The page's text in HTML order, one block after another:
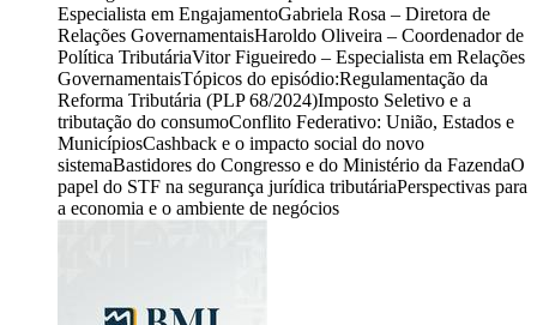
Especialista em EngajamentoGabriela Rosa – Diretora de
Relações GovernamentaisHaroldo Oliveira – Coordenador de
Política TributáriaVitor Figueiredo – Especialista em Relações
GovernamentaisTópicos do episódio:Regulamentação da
Reforma Tributária (PLP 68/2024)Imposto Seletivo e a
tributação do consumoConflito Federativo: União, Estados e
MunicípiosCashback e o impacto social do novo
sistemaBastidores do Congresso e do Ministério da FazendaO
papel do STF na segurança jurídica tributáriaPerspectivas para
a economia e o ambiente de negócios